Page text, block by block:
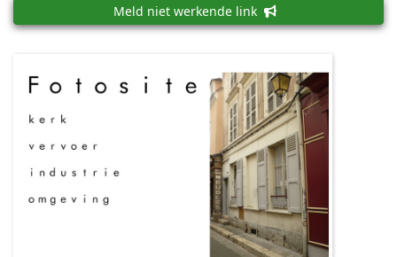
Meld niet werkende link